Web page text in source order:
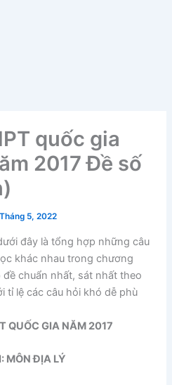
quốc gia
2017 Đề số
5, 2022
đây là tổng hợp những câu
khác nhau trong chương
chuẩn nhất, sát nhất theo
tỉ lệ các câu hỏi khó dễ phù
QUỐC GIA NĂM 2017
MÔN ĐỊA LÝ